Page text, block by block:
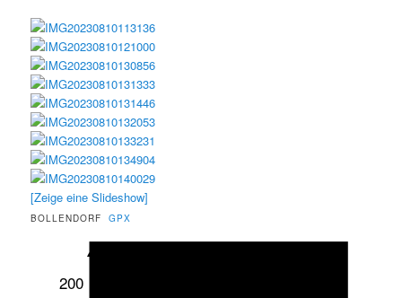
[Zeige eine Slideshow]
BOLLENDORF GPX
200